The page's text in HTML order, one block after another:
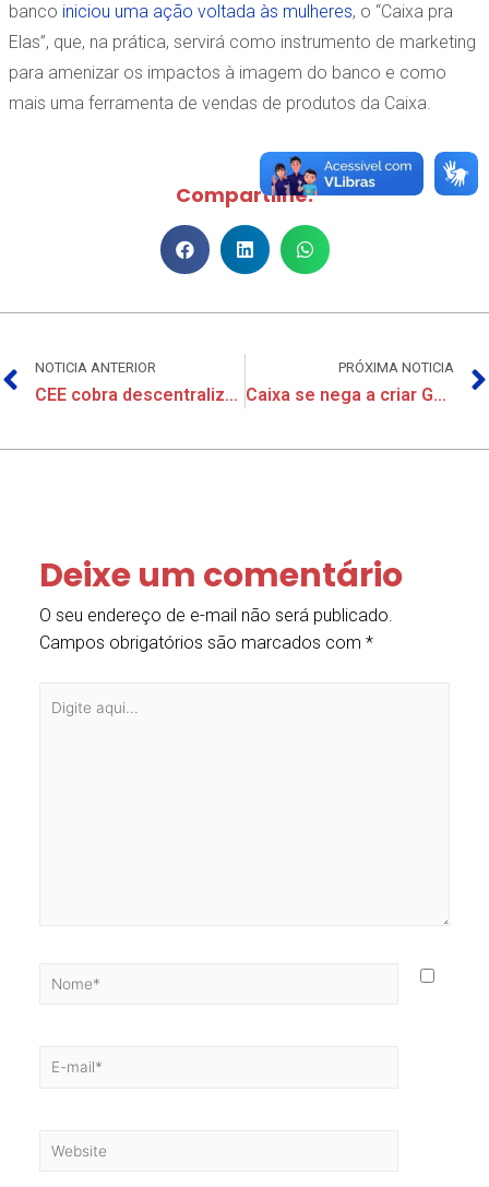
banco iniciou uma ação voltada às mulheres, o “Caixa pra
Elas”, que, na prática, servirá como instrumento de marketing
para amenizar os impactos à imagem do banco e como
mais uma ferramenta de vendas de produtos da Caixa.
Compartilhe:
NOTICIA ANTERIOR
CEE cobra descentralização no atendimento do Saúde Caixa
PRÓXIMA NOTICIA
Caixa se nega a criar GT para discutir contencioso da Funcef
Deixe um comentário
O seu endereço de e-mail não será publicado.
Campos obrigatórios são marcados com*